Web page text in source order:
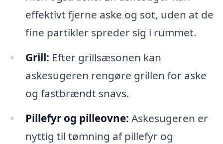
effektivt fjerne aske og sot, uden at de
fine partikler spreder sig i rummet.
Grill: Efter grillsæsonen kan
askesugeren rengøre grillen for aske
og fastbrændt snavs.
Pillefyr og pilleovne: Askesugeren er
nyttig til tømning af pillefyr og